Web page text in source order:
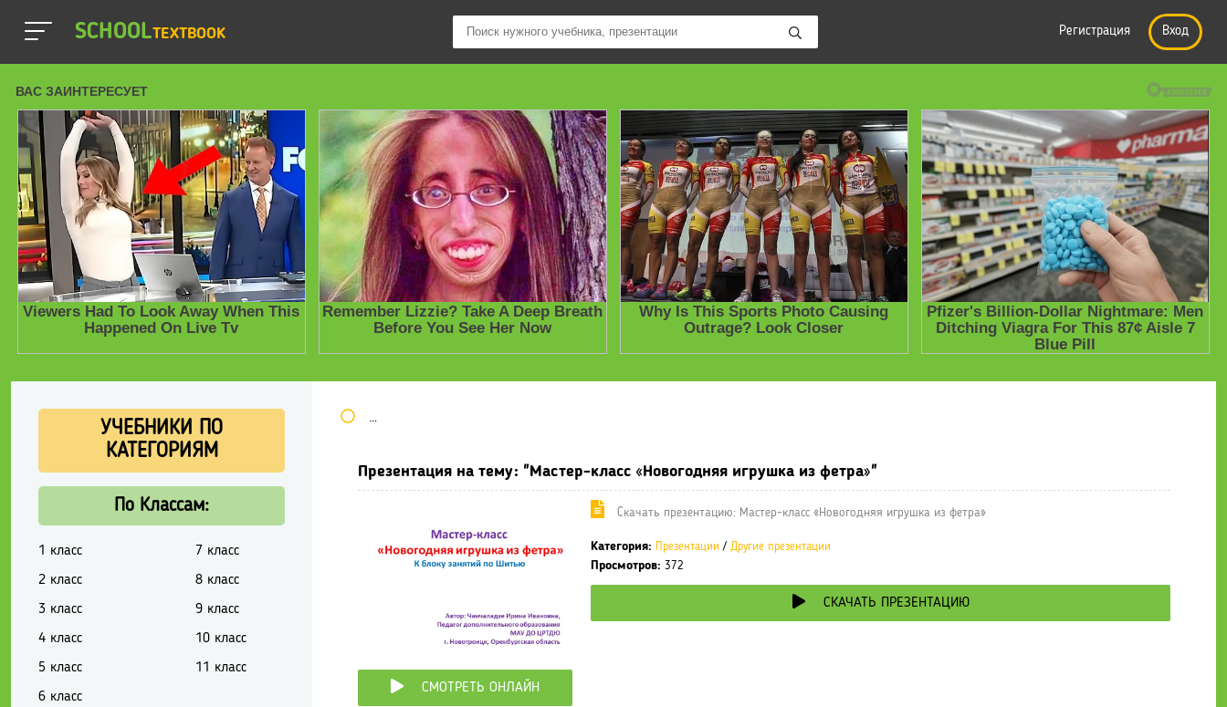
SCHOOLTEXTBOOK Регистрация Вход
Школьные учебники / Презентации по предметам
Презентация на тему: "Мастер-класс «Новогодняя игрушка из фетра»"
СМОТРЕТЬ ОНЛАЙН
Cкачать презентацию: Мастер-класс «Новогодняя игрушка из фетра»
Категория: Презентации / Другие презентации
Просмотров: 372
СКАЧАТЬ ПРЕЗЕНТАЦИЮ
УЧЕБНИКИ ПО
КАТЕГОРИЯМ
По Классам:
1 класс
2 класс
3 класс
4 класс
5 класс
6 класс
7 класс
8 класс
9 класс
10 класс
11 класс